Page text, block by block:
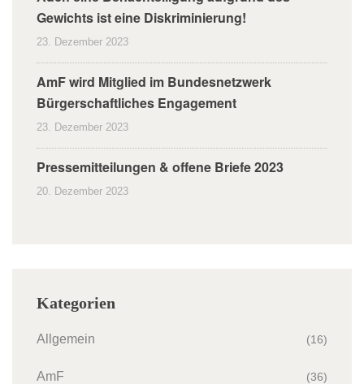
Gewichts ist eine Diskriminierung!
23. Dezember 2023
AmF wird Mitglied im Bundesnetzwerk
Bürgerschaftliches Engagement
23. Dezember 2023
Pressemitteilungen & offene Briefe 2023
20. Dezember 2023
Kategorien
Allgemein (16)
AmF (36)